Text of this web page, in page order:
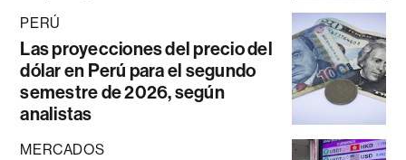
PERÚ
Las proyecciones del precio del
dólar en Perú para el segundo
semestre de 2026, según
analistas
MERCADOS